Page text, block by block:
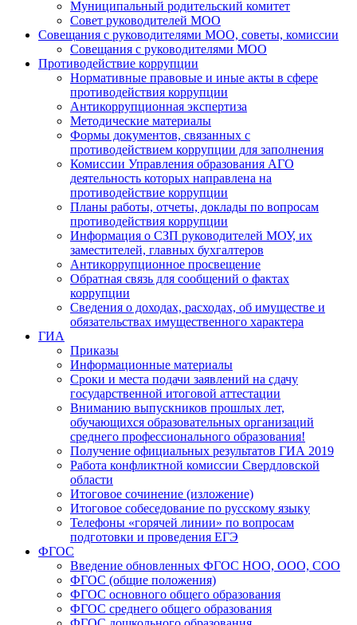
Муниципальный родительский комитет
Совет руководителей МОО
Совещания с руководителями МОО, советы, комиссии
Совещания с руководителями МОО
Противодействие коррупции
Нормативные правовые и иные акты в сфере
противодействия коррупции
Антикоррупционная экспертиза
Методические материалы
Формы документов, связанных с
противодействием коррупции для заполнения
Комиссии Управления образования АГО
деятельность которых направлена на
противодействие коррупции
Планы работы, отчеты, доклады по вопросам
противодействия коррупции
Информация о СЗП руководителей МОУ, их
заместителей, главных бухгалтеров
Антикоррупционное просвещение
Обратная связь для сообщений о фактах
коррупции
Сведения о доходах, расходах, об имуществе и
обязательствах имущественного характера
ГИА
Приказы
Информационные материалы
Сроки и места подачи заявлений на сдачу
государственной итоговой аттестации
Вниманию выпускников прошлых лет,
обучающихся образовательных организаций
среднего профессионального образования!
Получение официальных результатов ГИА 2019
Работа конфликтной комиссии Свердловской
области
Итоговое сочинение (изложение)
Итоговое собеседование по русскому языку
Телефоны «горячей линии» по вопросам
подготовки и проведения ЕГЭ
ФГОС
Введение обновленных ФГОС НОО, ООО, СОО
ФГОС (общие положения)
ФГОС основного общего образования
ФГОС среднего общего образования